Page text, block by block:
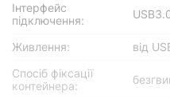
Інтерфейс
підключення:
Живлення:
від
Спосіб фіксації
контейнера: